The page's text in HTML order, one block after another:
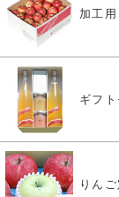
加工
ギフ
りん